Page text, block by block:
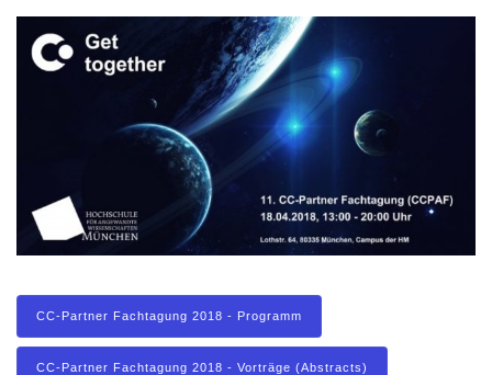
CC-Partner Fachtagung 2018 - Programm
CC-Partner Fachtagung 2018 - Vorträge (Abstracts)